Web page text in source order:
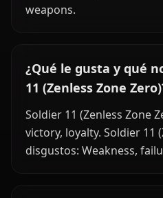
weapons.
¿Qué le gusta y qué
11 (Zenless Zone
Soldier 11 (Zenless Zone
victory, loyalty. Soldier 11
disgustos: Weakness,